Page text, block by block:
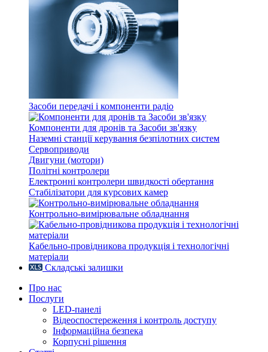
Засоби передачі і компоненти радіо
Компоненти для дронів та Засоби зв'язку
Наземні станції керування безпілотних систем
Сервоприводи
Двигуни (мотори)
Політні контролери
Електронні контролери швидкості обертання
Стабілізатори для курсових камер
Контрольно-вимірювальне обладнання
Кабельно-провідникова продукція і технологічні
матеріали
Складські залишки
Про нас
Послуги
LED-панелі
Відеоспостереження і контроль доступу
Інформаційна безпека
Корпусні рішення